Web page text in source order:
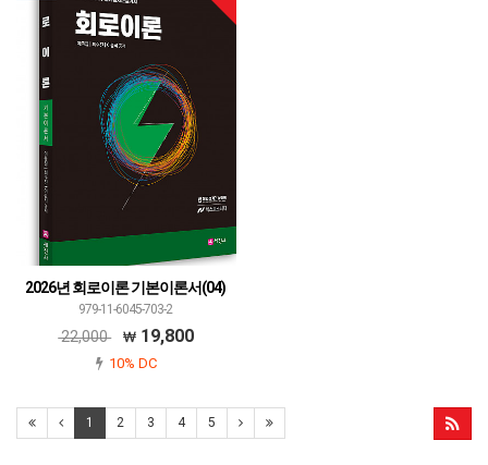
2026년 회로이론 기본이론서(04)
979-11-6045-703-2
22,000 19,800
10% DC
1 2 3 4 5